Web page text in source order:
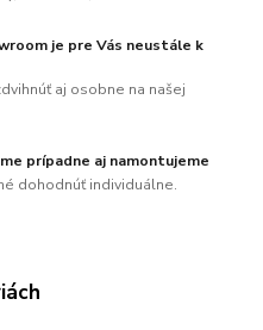
je pre Vás neustále k
aj osobne na našej
prípadne aj namontujeme
dohodnúť individuálne.